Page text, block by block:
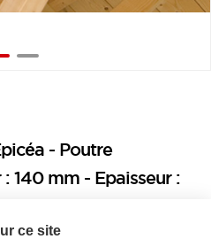
ce site
- Poutre
140 mm - Epaisseur :